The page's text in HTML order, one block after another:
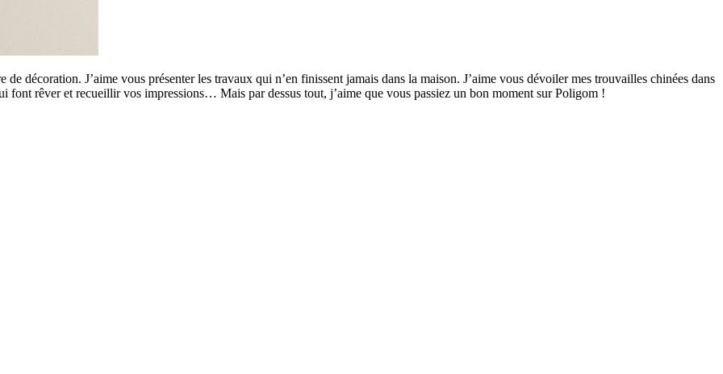
de décoration. J’aime vous présenter les travaux qui n’en finissent jamais dans la maison. J’aime vous dévoiler mes trouvailles chinées dans
font rêver et recueillir vos impressions… Mais par dessus tout, j’aime que vous passiez un bon moment sur Poligom !